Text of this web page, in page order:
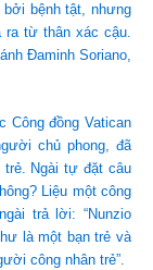
bệnh tật, nhưng
ra từ thân xác cậu.
Đaminh Soriano,
Công đồng Vatican
chủ phong, đã
Ngài tự đặt câu
Liệu một công
trả lời: “Nunzio
là một bạn trẻ và
công nhân trẻ”.